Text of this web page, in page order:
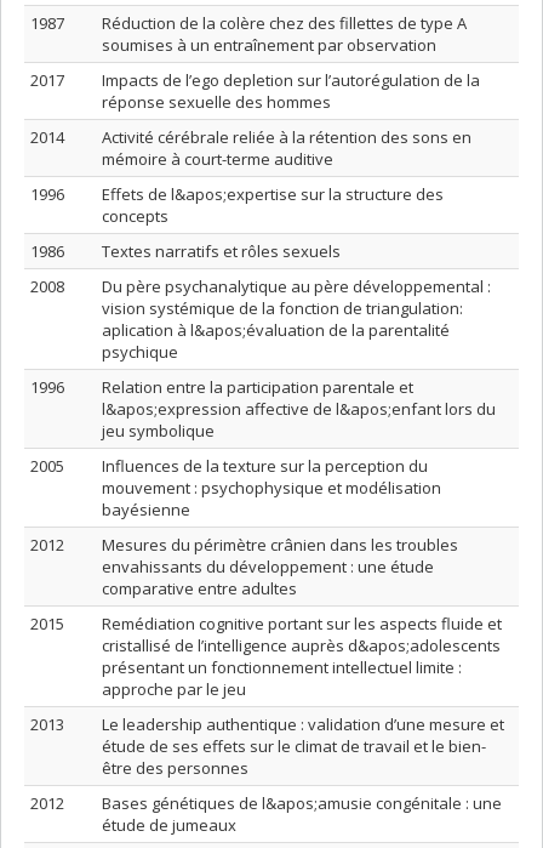
1987
Réduction de la colère chez des fillettes de type A
soumises à un entraînement par observation
2017
Impacts de l’ego depletion sur l’autorégulation de la
réponse sexuelle des hommes
2014
Activité cérébrale reliée à la rétention des sons en
mémoire à court-terme auditive
1996
Effets de l&apos;expertise sur la structure des
concepts
1986
Textes narratifs et rôles sexuels
2008
Du père psychanalytique au père développemental :
vision systémique de la fonction de triangulation:
aplication à l&apos;évaluation de la parentalité
psychique
1996
Relation entre la participation parentale et
l&apos;expression affective de l&apos;enfant lors du
jeu symbolique
2005
Influences de la texture sur la perception du
mouvement : psychophysique et modélisation
bayésienne
2012
Mesures du périmètre crânien dans les troubles
envahissants du développement : une étude
comparative entre adultes
2015
Remédiation cognitive portant sur les aspects fluide et
cristallisé de l’intelligence auprès d&apos;adolescents
présentant un fonctionnement intellectuel limite :
approche par le jeu
2013
Le leadership authentique : validation d’une mesure et
étude de ses effets sur le climat de travail et le bien-
être des personnes
2012
Bases génétiques de l&apos;amusie congénitale : une
étude de jumeaux